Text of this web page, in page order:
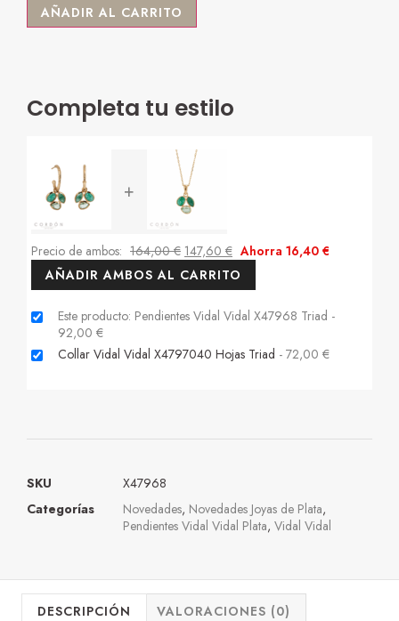
AÑADIR AL CARRITO
Completa tu estilo
+
Precio de ambos: 164,00€ 147,60 € Ahorra 16,40 €
AÑADIR AMBOS AL CARRITO
Este producto: Pendientes Vidal Vidal X47968 Triad -
92,00 €
Collar Vidal Vidal X4797040 Hojas Triad - 72,00 €
SKU
X47968
Categorías
Novedades, Novedades Joyas de Plata,
Pendientes Vidal Vidal Plata, Vidal Vidal
DESCRIPCIÓN VALORACIONES (0)